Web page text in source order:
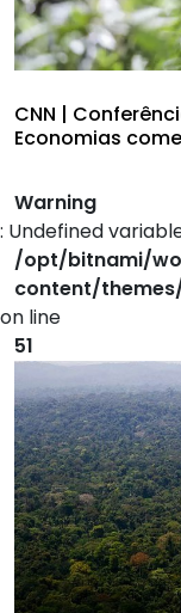
CNN |
Economias
Warning
: Undefined
/opt/bitnami/
content/
on line
51